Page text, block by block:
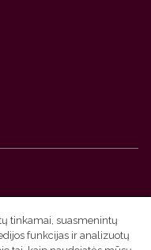
tinkamai, suasmenintų
funkcijas ir analizuotų